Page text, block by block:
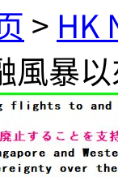
> HK
風暴